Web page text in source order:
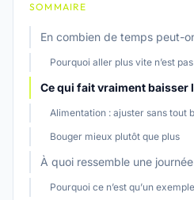
SOMMAIRE
En combien de temps peut-
Pourquoi aller plus vite n’est
Ce qui fait vraiment baisser
Alimentation : ajuster sans tout
Bouger mieux plutôt que plus
À quoi ressemble une
Pourquoi ce n’est qu’un